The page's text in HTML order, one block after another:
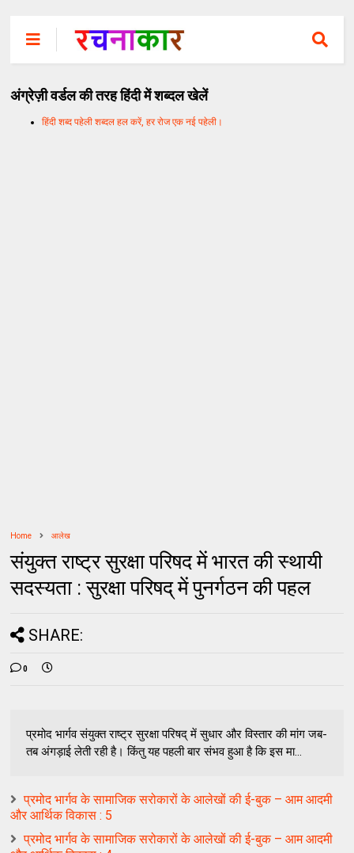
अंग्रेज़ी वर्डल की तरह हिंदी में शब्दल खेलें
हिंदी शब्द पहेली शब्दल हल करें, हर रोज एक नई पहेली।
Home आलेख
संयुक्त राष्ट्र सुरक्षा परिषद में भारत की स्थायी
सदस्यता : सुरक्षा परिषद् में पुनर्गठन की पहल
SHARE:
0
प्रमोद भार्गव संयुक्त राष्ट्र सुरक्षा परिषद् में सुधार और विस्तार की मांग जब-
तब अंगड़ाई लेती रही है। किंतु यह पहली बार संभव हुआ है कि इस मा...
प्रमोद भार्गव के सामाजिक सरोकारों के आलेखों की ई-बुक – आम आदमी
और आर्थिक विकास : 5
प्रमोद भार्गव के सामाजिक सरोकारों के आलेखों की ई-बुक – आम आदमी